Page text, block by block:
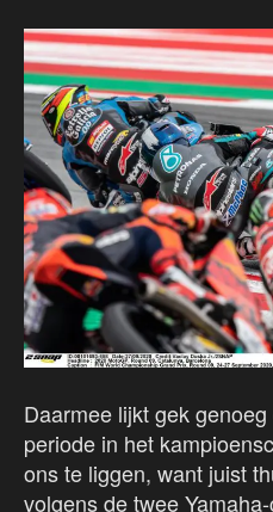
Daarmee lijkt gek
periode in het
ons te liggen, want juist
volgens de twee